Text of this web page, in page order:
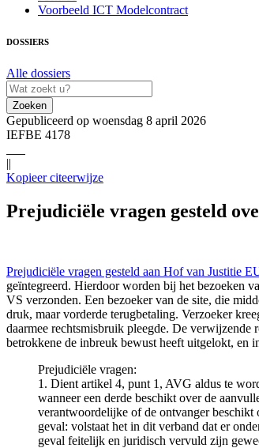
Voorbeeld ICT Modelcontract
DOSSIERS
Alle dossiers
Zoeken
Gepubliceerd op woensdag 8 april 2026
IEFBE 4178
||
Kopieer citeerwijze
Prejudiciële vragen gesteld
Prejudiciële vragen gesteld aan Hof van Justitie
geïntegreerd. Hierdoor worden bij het bezoeken
VS verzonden. Een bezoeker van de site, die
druk, maar vorderde terugbetaling. Verzoeker
daarmee rechtsmisbruik pleegde. De verwijzende
betrokkene de inbreuk bewust heeft uitgelokt, en
Prejudiciële vragen:
1. Dient artikel 4, punt 1, AVG aldus te
wanneer een derde beschikt over de
verantwoordelijke of de ontvanger beschikt
geval: volstaat het in dit verband dat er
geval feitelijk en juridisch vervuld zijn